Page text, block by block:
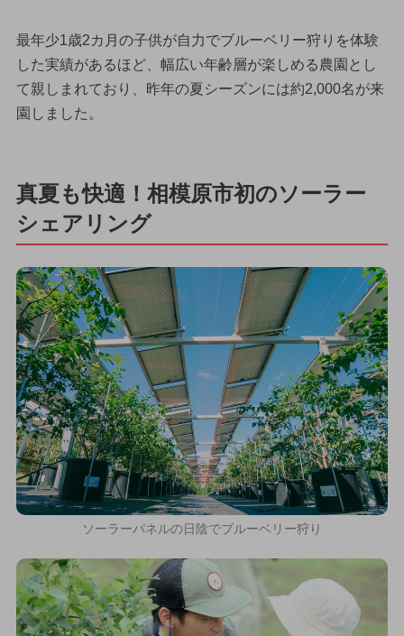
最年少1歳2カ月の子供が自力でブルーベリー狩りを体験
した実績があるほど、幅広い年齢層が楽しめる農園とし
て親しまれており、昨年の夏シーズンには約2,000名が来
園しました。
真夏も快適！相模原市初のソーラー
シェアリング
ソーラーパネルの日陰でブルーベリー狩り